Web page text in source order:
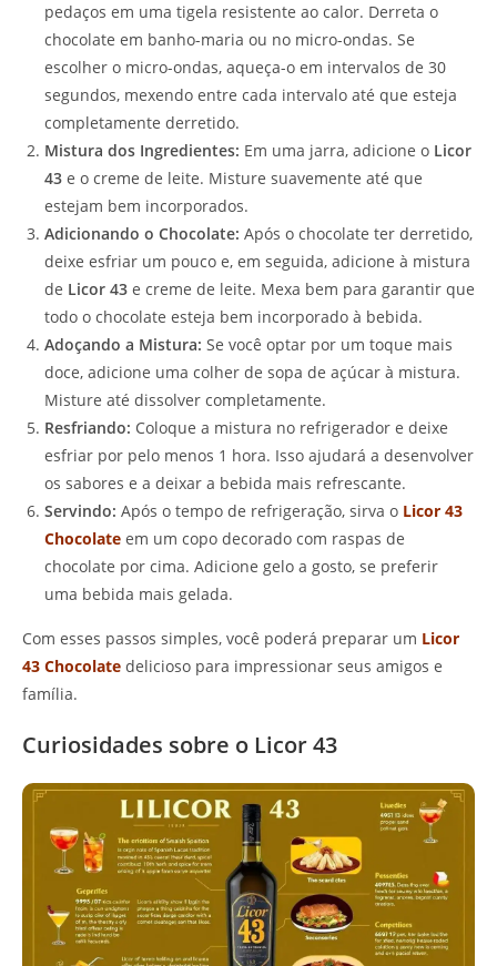
pedaços em uma tigela resistente ao calor. Derreta o
chocolate em banho-maria ou no micro-ondas. Se
escolher o micro-ondas, aqueça-o em intervalos de 30
segundos, mexendo entre cada intervalo até que esteja
completamente derretido.
Mistura dos Ingredientes: Em uma jarra, adicione o Licor
43 e o creme de leite. Misture suavemente até que
estejam bem incorporados.
Adicionando o Chocolate: Após o chocolate ter derretido,
deixe esfriar um pouco e, em seguida, adicione à mistura
de Licor 43 e creme de leite. Mexa bem para garantir que
todo o chocolate esteja bem incorporado à bebida.
Adoçando a Mistura: Se você optar por um toque mais
doce, adicione uma colher de sopa de açúcar à mistura.
Misture até dissolver completamente.
Resfriando: Coloque a mistura no refrigerador e deixe
esfriar por pelo menos 1 hora. Isso ajudará a desenvolver
os sabores e a deixar a bebida mais refrescante.
Servindo: Após o tempo de refrigeração, sirva o Licor 43
Chocolate em um copo decorado com raspas de
chocolate por cima. Adicione gelo a gosto, se preferir
uma bebida mais gelada.
Com esses passos simples, você poderá preparar um Licor
43 Chocolate delicioso para impressionar seus amigos e
família.
Curiosidades sobre o Licor 43